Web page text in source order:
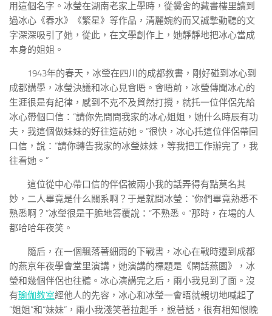
用這個名字。冰瑩在湖南老家上學時，從黌舍的藏書樓里讀到
過冰心《春水》《繁星》等作品，清麗婉約而又誠摯動聽的文
字深深吸引了她，從此，在文學創作上，她靜靜地把冰心當成
本身的姐姐。
1943年的春天，冰瑩在四川的成都教書，剛好碰到冰心到
成都講學，冰瑩決議和冰心見會晤。會晤前，冰瑩傳聞冰心的
生涯很是有紀律，感到不克不及貿然打攪，就托一位伴侶先給
冰心帶個口信：“請你先問問我家的冰心姐姐，她什么時辰有功
夫，我這個做妹妹的好往造訪她。”很快，冰心托這位伴侶帶回
口信，說：“請你轉告我家的冰瑩妹妹，等我把工作辦完了，我
往看她。”
這位從中心帶口信的伴侶被兩小我的話弄得有點莫名其
妙，二人畢竟是什么關系啊？于是就問冰瑩：“你們畢竟熟悉不
熟悉啊？”冰瑩很是干脆地答覆說：“不熟悉。”那時，在場的人
都哈哈年夜笑。
隨后，在一個飄落著細雨的下戰書，冰心在戰時遷到成都
的燕京年夜學會堂里演講，她演講的標題是《閑話燕園》，冰
瑩和幾個伴侶也往聽。冰心演講完之后，兩小我見到了面。沒
有瑜伽教室經他人的先容，冰心和冰瑩一會晤就親切地喊起了
“姐姐”和“妹妹”，兩小我淺笑著拉起手，說著話，很有相知恨晚